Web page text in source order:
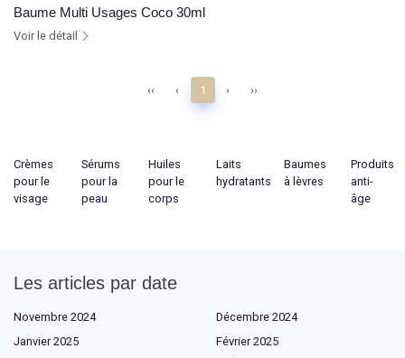
Baume Multi Usages Coco 30ml
Voir le détail
‹‹ ‹ 1 › ››
Crèmes
pour le
visage
Sérums
pour la
peau
Huiles
pour le
corps
Laits
hydratants
Baumes
à lèvres
Produits
anti-
âge
Les articles par date
Novembre 2024
Décembre 2024
Janvier 2025
Février 2025